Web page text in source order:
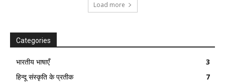
Load more
Categories
भारतीय भाषाएँ
3
हिन्दू संस्कृति के प्रतीक
7